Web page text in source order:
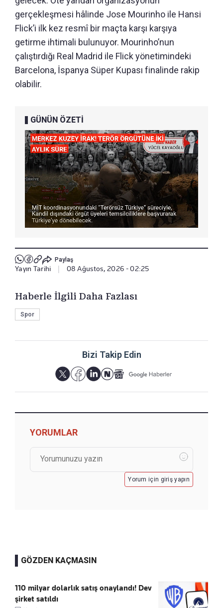
gerçekleşmesi hâlinde Jose Mourinho ile Hansi
Flick’i ilk kez resmî bir maçta karşı karşıya
getirme ihtimali bulunuyor. Mourinho’nun
çalıştırdığı Real Madrid ile Flick yönetimindeki
Barcelona, İspanya Süper Kupası finalinde rakip
olabilir.
GÜNÜN ÖZETİ
Paylaş
Yayın Tarihi 08 Ağustos, 2026 - 02:25
Haberle İlgili Daha Fazlası
Spor
Bizi Takip Edin
YORUMLAR
Yorum için giriş yapın
GÖZDEN KAÇMASIN
110 milyar dolarlık satış onaylandı! Dev
şirket satıldı